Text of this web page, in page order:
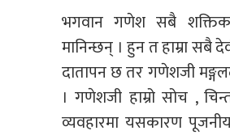
भगवान गणेश सबै
मानिन्छन् । हुन त हाम्रा सबै
दातापन छ तर गणेशजी
। गणेशजी हाम्रो सोच ,
व्यवहारमा यसकारण